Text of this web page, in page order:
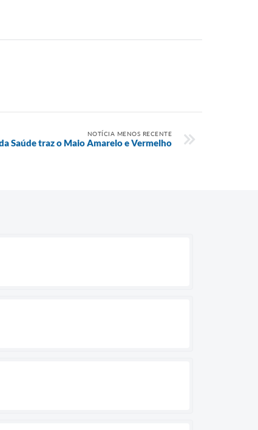
NOTÍCIA MENOS RECENTE
Saúde traz o Maio Amarelo e Vermelho